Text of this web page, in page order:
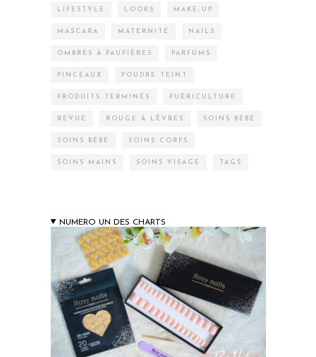
LIFESTYLE LOOKS MAKE-UP
MASCARA MATERNITÉ NAILS
OMBRES À PAUPIÈRES PARFUMS
PINCEAUX POUDRE TEINT
PRODUITS TERMINÉS PUÉRICULTURE
REVUE ROUGE À LÈVRES SOINS BÉBÉ
SOINS BÉBÉ SOINS CORPS
SOINS MAINS SOINS VISAGE TAGS
NUMERO UN DES CHARTS